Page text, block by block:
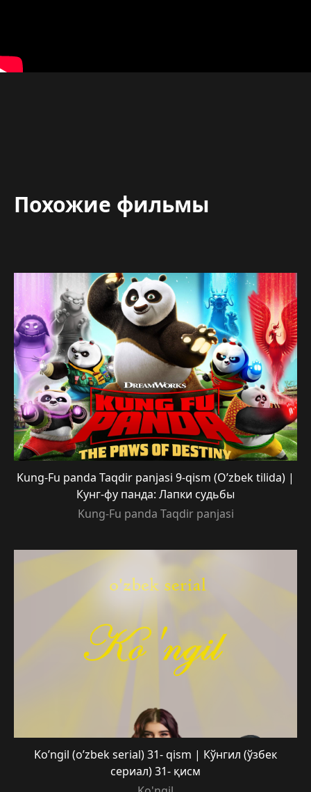
Похожие фильмы
Kung-Fu panda Taqdir panjasi 9-qism (O’zbek tilida) |
Кунг-фу панда: Лапки судьбы
Kung-Fu panda Taqdir panjasi
Ko’ngil (o’zbek serial) 31- qism | Кўнгил (ўзбек
сериал) 31- қисм